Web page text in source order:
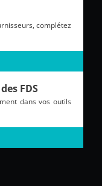
complétez
FDS
dans vos outils